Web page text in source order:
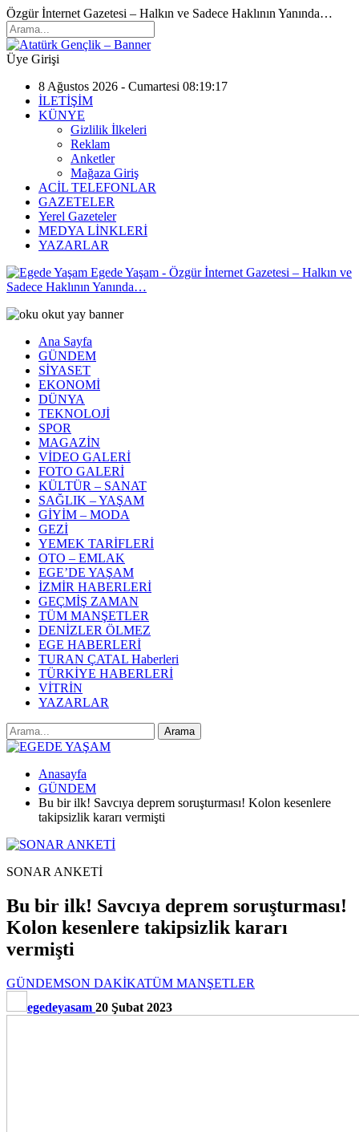
Özgür İnternet Gazetesi – Halkın ve Sadece Haklının Yanında…
Üye Girişi
8 Ağustos 2026 - Cumartesi 08:19:17
İLETİŞİM
KÜNYE
Gizlilik İlkeleri
Reklam
Anketler
Mağaza Giriş
ACİL TELEFONLAR
GAZETELER
Yerel Gazeteler
MEDYA LİNKLERİ
YAZARLAR
Egede Yaşam - Özgür İnternet Gazetesi – Halkın ve
Sadece Haklının Yanında…
Ana Sayfa
GÜNDEM
SİYASET
EKONOMİ
DÜNYA
TEKNOLOJİ
SPOR
MAGAZİN
VİDEO GALERİ
FOTO GALERİ
KÜLTÜR – SANAT
SAĞLIK – YAŞAM
GİYİM – MODA
GEZİ
YEMEK TARİFLERİ
OTO – EMLAK
EGE’DE YAŞAM
İZMİR HABERLERİ
GEÇMİŞ ZAMAN
TÜM MANŞETLER
DENİZLER ÖLMEZ
EGE HABERLERİ
TURAN ÇATAL Haberleri
TÜRKİYE HABERLERİ
VİTRİN
YAZARLAR
Anasayfa
GÜNDEM
Bu bir ilk! Savcıya deprem soruşturması! Kolon kesenlere
takipsizlik kararı vermişti
SONAR ANKETİ
Bu bir ilk! Savcıya deprem soruşturması!
Kolon kesenlere takipsizlik kararı
vermişti
GÜNDEMSON DAKİKATÜM MANŞETLER
egedeyasam 20 Şubat 2023